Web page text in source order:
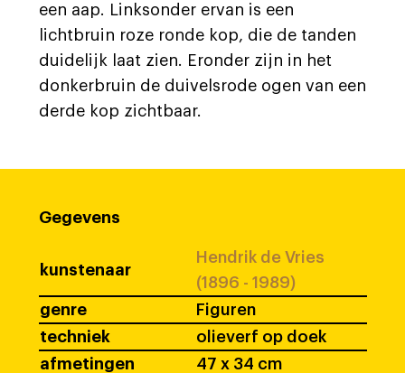
een aap. Linksonder ervan is een
lichtbruin roze ronde kop, die de tanden
duidelijk laat zien. Eronder zijn in het
donkerbruin de duivelsrode ogen van een
derde kop zichtbaar.
Gegevens
kunstenaar
Hendrik de Vries
(1896 - 1989)
genre
Figuren
techniek
olieverf op doek
afmetingen
47 x 34 cm